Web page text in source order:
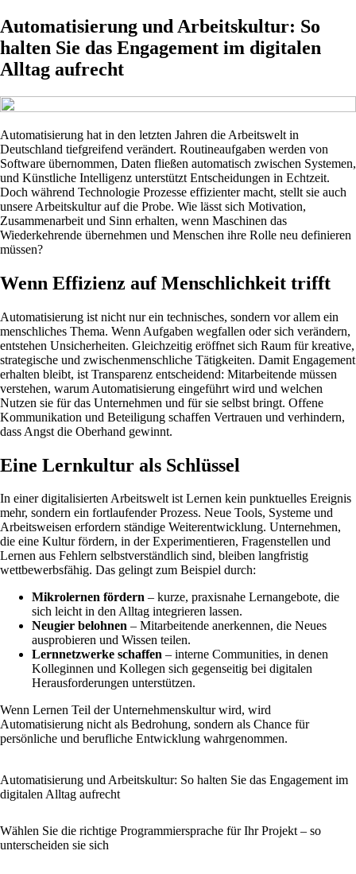
Automatisierung und Arbeitskultur: So
halten Sie das Engagement im digitalen
Alltag aufrecht
Automatisierung hat in den letzten Jahren die Arbeitswelt in
Deutschland tiefgreifend verändert. Routineaufgaben werden von
Software übernommen, Daten fließen automatisch zwischen Systemen,
und Künstliche Intelligenz unterstützt Entscheidungen in Echtzeit.
Doch während Technologie Prozesse effizienter macht, stellt sie auch
unsere Arbeitskultur auf die Probe. Wie lässt sich Motivation,
Zusammenarbeit und Sinn erhalten, wenn Maschinen das
Wiederkehrende übernehmen und Menschen ihre Rolle neu definieren
müssen?
Wenn Effizienz auf Menschlichkeit trifft
Automatisierung ist nicht nur ein technisches, sondern vor allem ein
menschliches Thema. Wenn Aufgaben wegfallen oder sich verändern,
entstehen Unsicherheiten. Gleichzeitig eröffnet sich Raum für kreative,
strategische und zwischenmenschliche Tätigkeiten. Damit Engagement
erhalten bleibt, ist Transparenz entscheidend: Mitarbeitende müssen
verstehen, warum Automatisierung eingeführt wird und welchen
Nutzen sie für das Unternehmen und für sie selbst bringt. Offene
Kommunikation und Beteiligung schaffen Vertrauen und verhindern,
dass Angst die Oberhand gewinnt.
Eine Lernkultur als Schlüssel
In einer digitalisierten Arbeitswelt ist Lernen kein punktuelles Ereignis
mehr, sondern ein fortlaufender Prozess. Neue Tools, Systeme und
Arbeitsweisen erfordern ständige Weiterentwicklung. Unternehmen,
die eine Kultur fördern, in der Experimentieren, Fragenstellen und
Lernen aus Fehlern selbstverständlich sind, bleiben langfristig
wettbewerbsfähig. Das gelingt zum Beispiel durch:
Mikrolernen fördern – kurze, praxisnahe Lernangebote, die
sich leicht in den Alltag integrieren lassen.
Neugier belohnen – Mitarbeitende anerkennen, die Neues
ausprobieren und Wissen teilen.
Lernnetzwerke schaffen – interne Communities, in denen
Kolleginnen und Kollegen sich gegenseitig bei digitalen
Herausforderungen unterstützen.
Wenn Lernen Teil der Unternehmenskultur wird, wird
Automatisierung nicht als Bedrohung, sondern als Chance für
persönliche und berufliche Entwicklung wahrgenommen.
Automatisierung und Arbeitskultur: So halten Sie das Engagement im
digitalen Alltag aufrecht
Wählen Sie die richtige Programmiersprache für Ihr Projekt – so
unterscheiden sie sich